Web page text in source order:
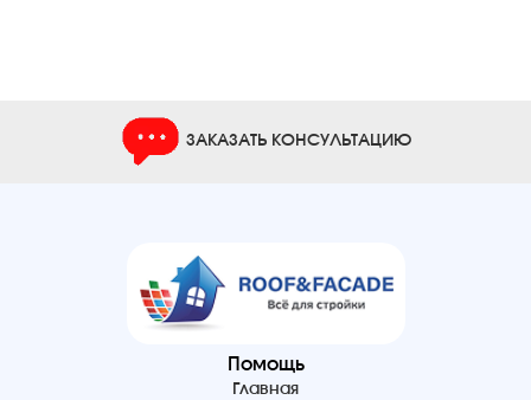
ЗАКАЗАТЬ КОНСУЛЬТАЦИЮ
Помощь
Главная